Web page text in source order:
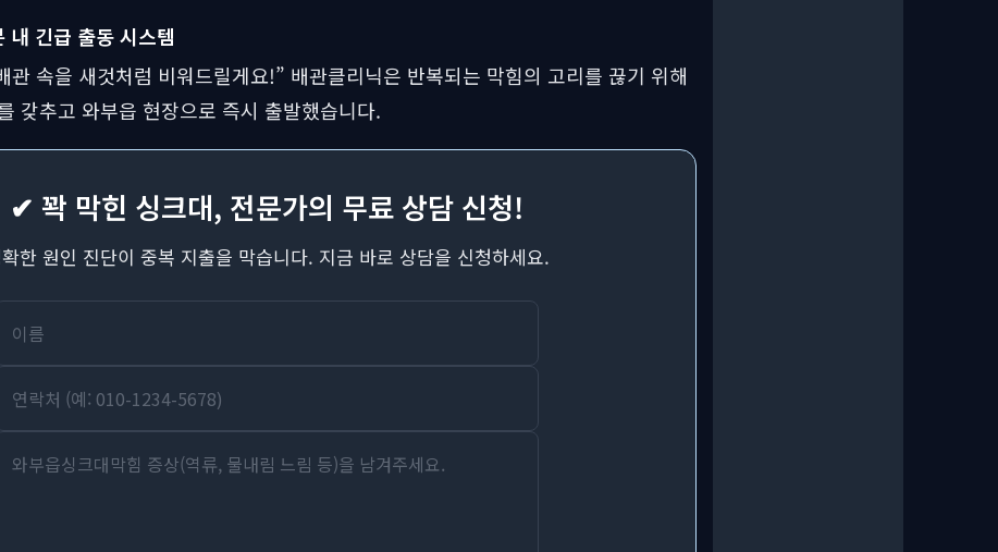
내 긴급 출동 시스템
관 속을 새것처럼 비워드릴게요!” 배관클리닉은 반복되는 막힘의 고리를 끊기 위해
갖추고 와부읍 현장으로 즉시 출발했습니다.
✔ 꽉 막힌 싱크대, 전문가의 무료 상담 신청!
한 원인 진단이 중복 지출을 막습니다. 지금 바로 상담을 신청하세요.